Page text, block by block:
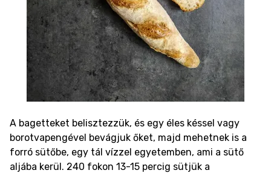
A bagetteket belisztezzük, és egy éles késsel vagy
borotvapengével bevágjuk őket, majd mehetnek is a
forró sütőbe, egy tál vízzel egyetemben, ami a sütő
aljába kerül. 240 fokon 13-15 percig sütjük a